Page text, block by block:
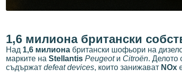
1,6 милиона британски
Над 1,6 милиона британски шофьори на
марките на Stellantis Peugeotи Citroën. Делото
съдържат defeat devices, които занижават NOx